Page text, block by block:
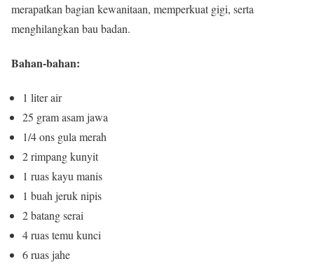
merapatkan bagian kewanitaan, memperkuat gigi, serta
menghilangkan bau badan.
Bahan-bahan:
1 liter air
25 gram asam jawa
1/4 ons gula merah
2 rimpang kunyit
1 ruas kayu manis
1 buah jeruk nipis
2 batang serai
4 ruas temu kunci
6 ruas jahe